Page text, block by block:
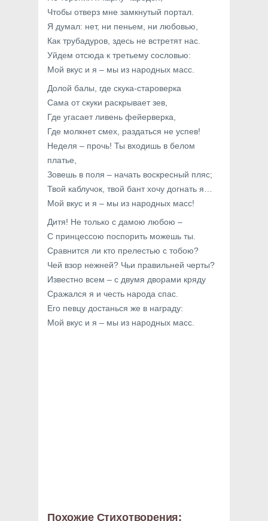
Чтобы отверз мне замкнутый портал.
Я думал: нет, ни пеньем, ни любовью,
Как трубадуров, здесь не встретят нас.
Уйдем отсюда к третьему сословью:
Мой вкус и я – мы из народных масс.
Долой балы, где скука-староверка
Сама от скуки раскрывает зев,
Где угасает ливень фейерверка,
Где молкнет смех, раздаться не успев!
Неделя – прочь! Ты входишь в белом
платье,
Зовешь в поля – начать воскресный пляс;
Твой каблучок, твой бант хочу догнать я…
Мой вкус и я – мы из народных масс!
Дитя! Не только с дамою любою –
С принцессою поспорить можешь ты.
Сравнится ли кто прелестью с тобою?
Чей взор нежней? Чьи правильней черты?
Известно всем – с двумя дворами кряду
Сражался я и честь народа спас.
Его певцу достанься же в награду:
Мой вкус и я – мы из народных масс.
Похожие Стихотворения: